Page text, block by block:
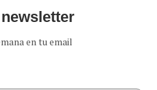
en tu email